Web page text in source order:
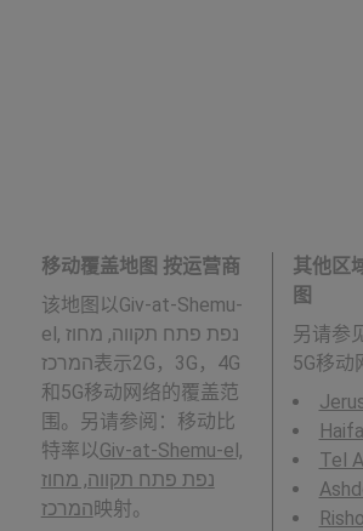
移动覆盖地图 按运营商
该地图以Giv-at-Shemu-
el, נפת פתח תקווה, מחוז
המרכז表示2G，3G，4G
和5G移动网络的覆盖范
围。另请参阅：移动比
特率以Giv-at-Shemu-el,
נפת פתח תקווה, מחוז
המרכז映射。
其他区
图
另请参
5G移动
Haifa
Tel